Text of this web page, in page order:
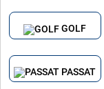
GOLF
PASSAT